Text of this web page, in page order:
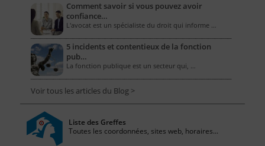
Comment savoir si vous pouvez avoir
confiance…
L'avocat est un spécialiste du droit qui informe …
5 incidents et contentieux de la fonction
pub…
La fonction publique est un secteur qui, …
Voir tous les articles du Blog >
Liste des Greffes
Toutes les coordonnées, sites web, horaires...